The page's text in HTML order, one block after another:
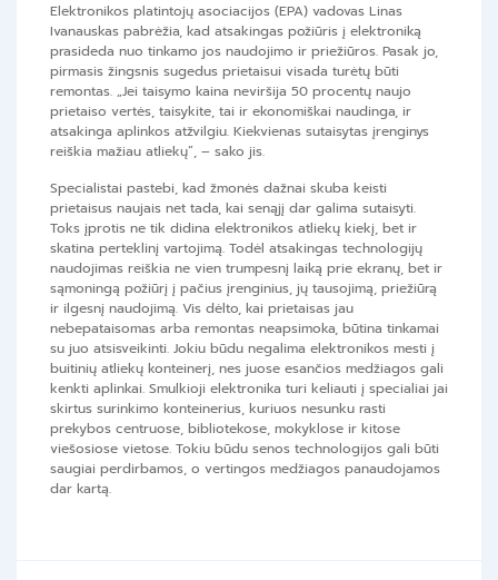
Elektronikos platintojų asociacijos (EPA) vadovas Linas
Ivanauskas pabrėžia, kad atsakingas požiūris į elektroniką
prasideda nuo tinkamo jos naudojimo ir priežiūros. Pasak jo,
pirmasis žingsnis sugedus prietaisui visada turėtų būti
remontas. „Jei taisymo kaina neviršija 50 procentų naujo
prietaiso vertės, taisykite, tai ir ekonomiškai naudinga, ir
atsakinga aplinkos atžvilgiu. Kiekvienas sutaisytas įrenginys
reiškia mažiau atliekų”, – sako jis.
Specialistai pastebi, kad žmonės dažnai skuba keisti
prietaisus naujais net tada, kai senąjį dar galima sutaisyti.
Toks įprotis ne tik didina elektronikos atliekų kiekį, bet ir
skatina perteklinį vartojimą. Todėl atsakingas technologijų
naudojimas reiškia ne vien trumpesnį laiką prie ekranų, bet ir
sąmoningą požiūrį į pačius įrenginius, jų tausojimą, priežiūrą
ir ilgesnį naudojimą. Vis dėlto, kai prietaisas jau
nebepataisomas arba remontas neapsimoka, būtina tinkamai
su juo atsisveikinti. Jokiu būdu negalima elektronikos mesti į
buitinių atliekų konteinerį, nes juose esančios medžiagos gali
kenkti aplinkai. Smulkioji elektronika turi keliauti į specialiai jai
skirtus surinkimo konteinerius, kuriuos nesunku rasti
prekybos centruose, bibliotekose, mokyklose ir kitose
viešosiose vietose. Tokiu būdu senos technologijos gali būti
saugiai perdirbamos, o vertingos medžiagos panaudojamos
dar kartą.